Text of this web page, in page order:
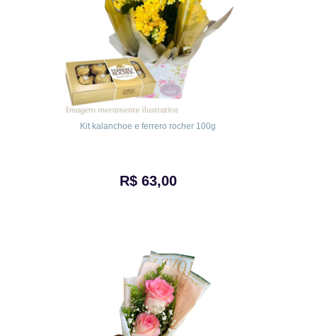
Kit kalanchoe e ferrero rocher 100g
R$ 63,00